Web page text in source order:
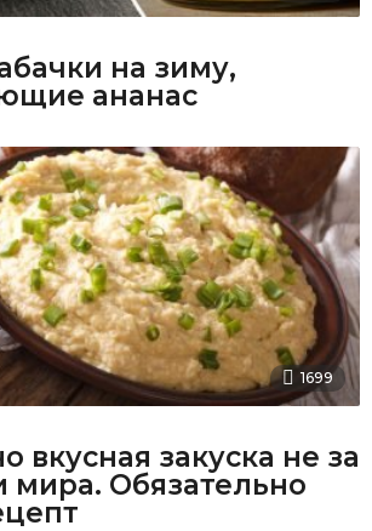
на зиму,
ананас
1699
вкусная закуска не за
мира. Обязательно